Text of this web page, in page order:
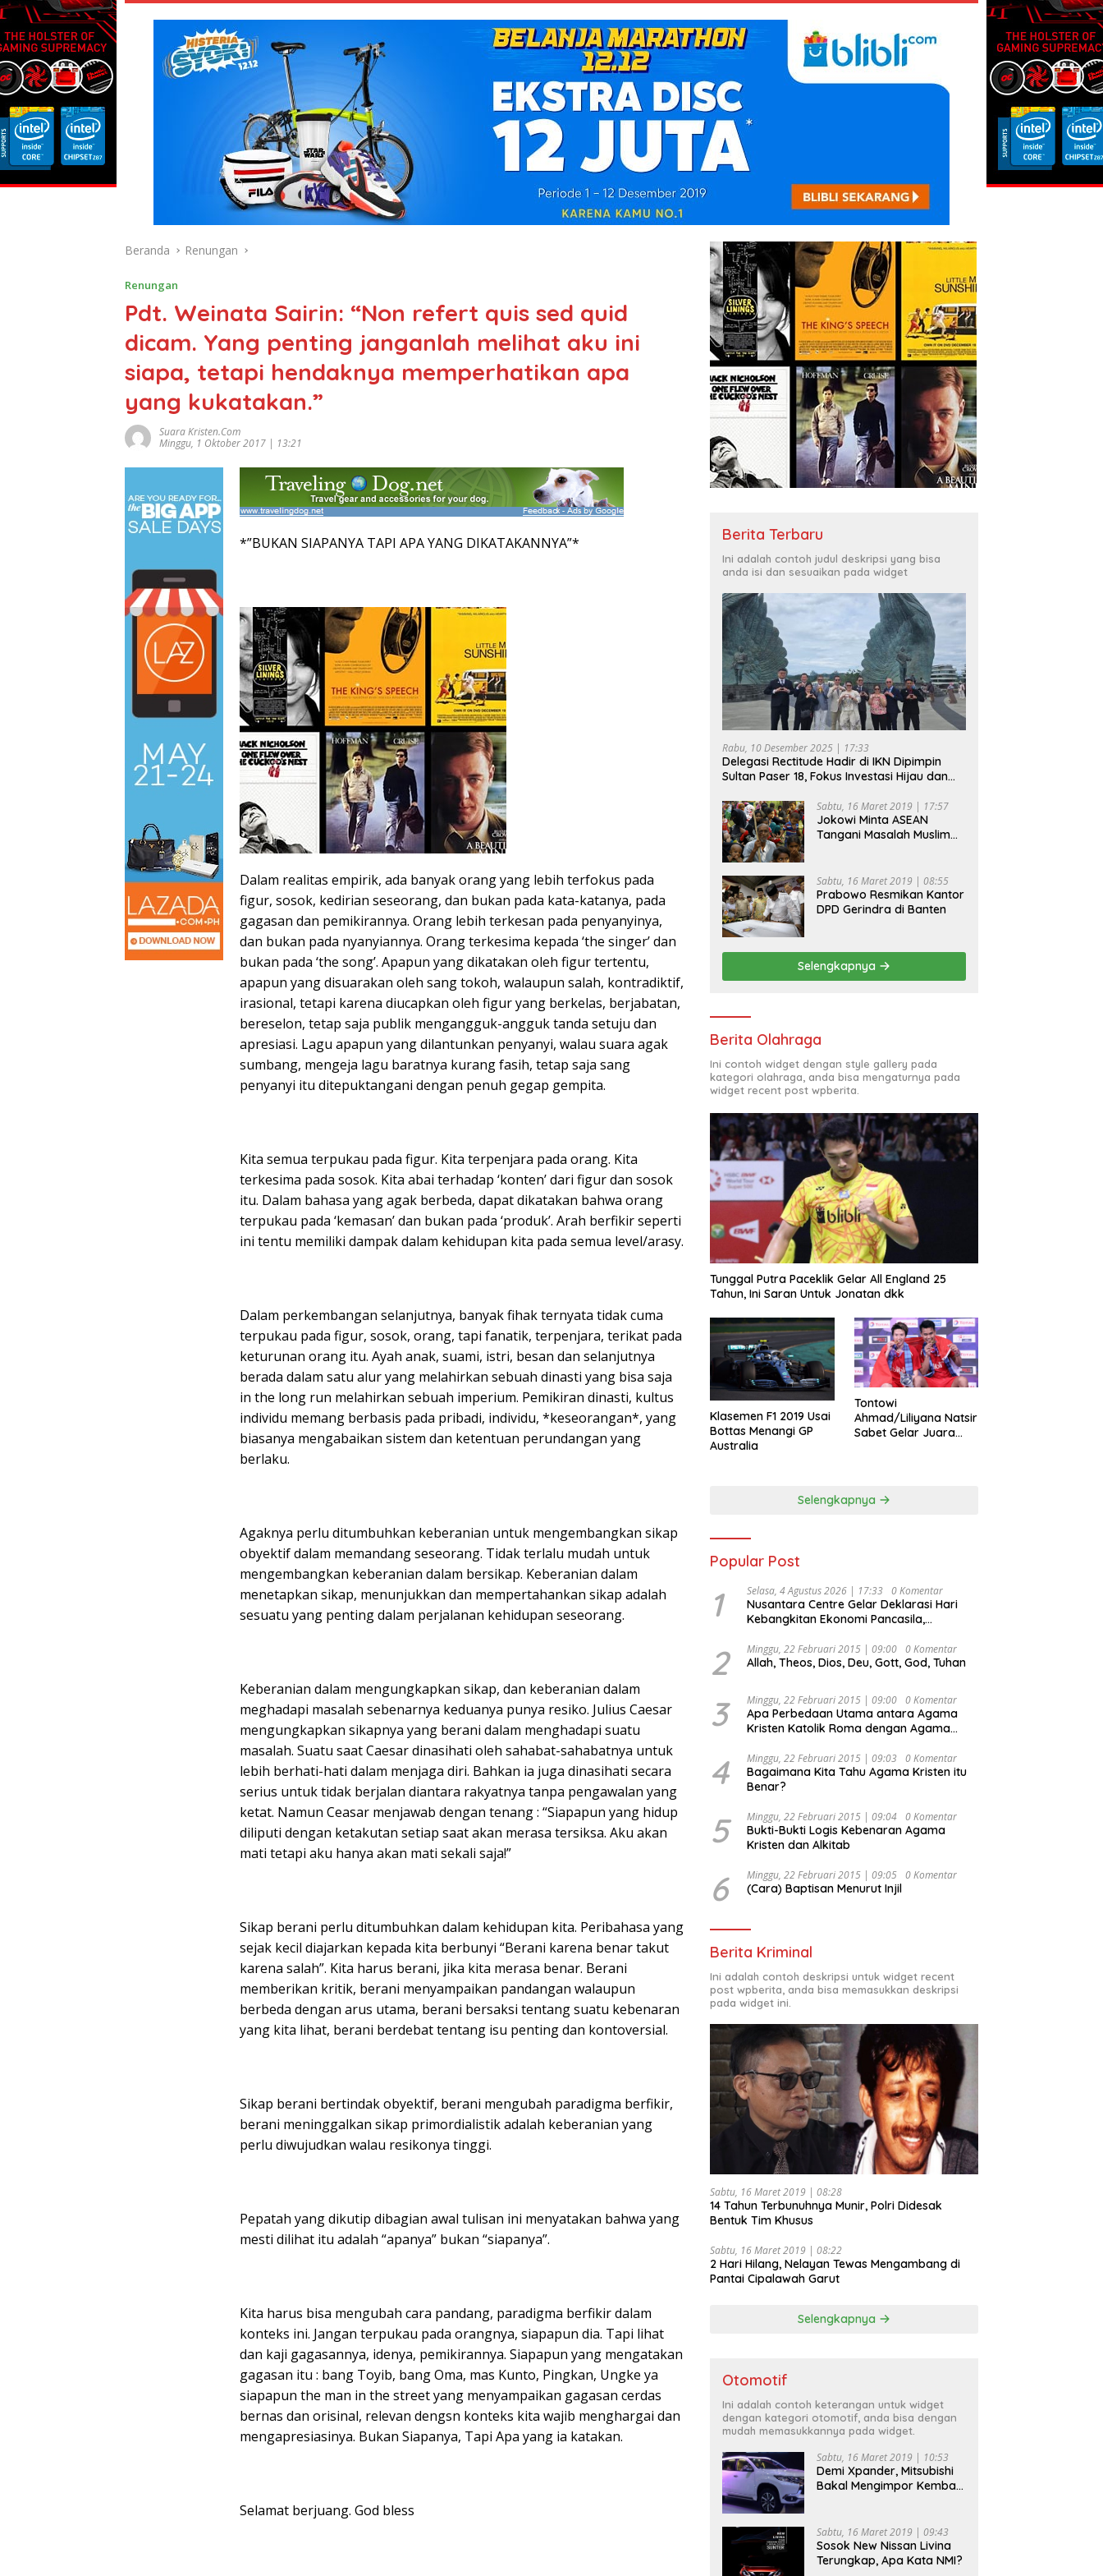
Beranda Renungan
Renungan
Pdt. Weinata Sairin: “Non refert quis sed quid
dicam. Yang penting janganlah melihat aku ini
siapa, tetapi hendaknya memperhatikan apa
yang kukatakan.”
Suara Kristen.com
Minggu, 1 Oktober 2017 | 13:21
*”BUKAN SIAPANYA TAPI APA YANG DIKATAKANNYA”*
Dalam realitas empirik, ada banyak orang yang lebih terfokus pada
figur, sosok, kedirian seseorang, dan bukan pada kata-katanya, pada
gagasan dan pemikirannya. Orang lebih terkesan pada penyanyinya,
dan bukan pada nyanyiannya. Orang terkesima kepada ‘the singer’ dan
bukan pada ‘the song’. Apapun yang dikatakan oleh figur tertentu,
apapun yang disuarakan oleh sang tokoh, walaupun salah, kontradiktif,
irasional, tetapi karena diucapkan oleh figur yang berkelas, berjabatan,
bereselon, tetap saja publik mengangguk-angguk tanda setuju dan
apresiasi. Lagu apapun yang dilantunkan penyanyi, walau suara agak
sumbang, mengeja lagu baratnya kurang fasih, tetap saja sang
penyanyi itu ditepuktangani dengan penuh gegap gempita.
Kita semua terpukau pada figur. Kita terpenjara pada orang. Kita
terkesima pada sosok. Kita abai terhadap ‘konten’ dari figur dan sosok
itu. Dalam bahasa yang agak berbeda, dapat dikatakan bahwa orang
terpukau pada ‘kemasan’ dan bukan pada ‘produk’. Arah berfikir seperti
ini tentu memiliki dampak dalam kehidupan kita pada semua level/arasy.
Dalam perkembangan selanjutnya, banyak fihak ternyata tidak cuma
terpukau pada figur, sosok, orang, tapi fanatik, terpenjara, terikat pada
keturunan orang itu. Ayah anak, suami, istri, besan dan selanjutnya
berada dalam satu alur yang melahirkan sebuah dinasti yang bisa saja
in the long run melahirkan sebuah imperium. Pemikiran dinasti, kultus
individu memang berbasis pada pribadi, individu, *keseorangan*, yang
biasanya mengabaikan sistem dan ketentuan perundangan yang
berlaku.
Agaknya perlu ditumbuhkan keberanian untuk mengembangkan sikap
obyektif dalam memandang seseorang. Tidak terlalu mudah untuk
mengembangkan keberanian dalam bersikap. Keberanian dalam
menetapkan sikap, menunjukkan dan mempertahankan sikap adalah
sesuatu yang penting dalam perjalanan kehidupan seseorang.
Keberanian dalam mengungkapkan sikap, dan keberanian dalam
meghadapi masalah sebenarnya keduanya punya resiko. Julius Caesar
mengungkapkan sikapnya yang berani dalam menghadapi suatu
masalah. Suatu saat Caesar dinasihati oleh sahabat-sahabatnya untuk
lebih berhati-hati dalam menjaga diri. Bahkan ia juga dinasihati secara
serius untuk tidak berjalan diantara rakyatnya tanpa pengawalan yang
ketat. Namun Ceasar menjawab dengan tenang : “Siapapun yang hidup
diliputi dengan ketakutan setiap saat akan merasa tersiksa. Aku akan
mati tetapi aku hanya akan mati sekali saja!”
Sikap berani perlu ditumbuhkan dalam kehidupan kita. Peribahasa yang
sejak kecil diajarkan kepada kita berbunyi “Berani karena benar takut
karena salah”. Kita harus berani, jika kita merasa benar. Berani
memberikan kritik, berani menyampaikan pandangan walaupun
berbeda dengan arus utama, berani bersaksi tentang suatu kebenaran
yang kita lihat, berani berdebat tentang isu penting dan kontoversial.
Sikap berani bertindak obyektif, berani mengubah paradigma berfikir,
berani meninggalkan sikap primordialistik adalah keberanian yang
perlu diwujudkan walau resikonya tinggi.
Pepatah yang dikutip dibagian awal tulisan ini menyatakan bahwa yang
mesti dilihat itu adalah “apanya” bukan “siapanya”.
Kita harus bisa mengubah cara pandang, paradigma berfikir dalam
konteks ini. Jangan terpukau pada orangnya, siapapun dia. Tapi lihat
dan kaji gagasannya, idenya, pemikirannya. Siapapun yang mengatakan
gagasan itu : bang Toyib, bang Oma, mas Kunto, Pingkan, Ungke ya
siapapun the man in the street yang menyampaikan gagasan cerdas
bernas dan orisinal, relevan dengsn konteks kita wajib menghargai dan
mengapresiasinya. Bukan Siapanya, Tapi Apa yang ia katakan.
Selamat berjuang. God bless
Berita Terbaru
Ini adalah contoh judul deskripsi yang bisa
anda isi dan sesuaikan pada widget
Rabu, 10 Desember 2025 | 17:33
Delegasi Rectitude Hadir di IKN Dipimpin
Sultan Paser 18, Fokus Investasi Hijau dan
Sabtu, 16 Maret 2019 | 17:57
Jokowi Minta ASEAN
Tangani Masalah Muslim
Sabtu, 16 Maret 2019 | 08:55
Prabowo Resmikan Kantor
DPD Gerindra di Banten
Selengkapnya
Berita Olahraga
Ini contoh widget dengan style gallery pada
kategori olahraga, anda bisa mengaturnya pada
widget recent post wpberita.
Tunggal Putra Paceklik Gelar All England 25
Tahun, Ini Saran Untuk Jonatan dkk
Klasemen F1 2019 Usai
Bottas Menangi GP
Australia
Tontowi
Ahmad/Liliyana Natsir
Sabet Gelar Juara
Selengkapnya
Popular Post
1 Selasa, 4 Agustus 2026 | 17:33 0 Komentar
Nusantara Centre Gelar Deklarasi Hari
Kebangkitan Ekonomi Pancasila,
Djojohadikusumo Anti Penjajahan
(Pergolakan Ekonomi Politik Indonesia) &
Undang Perekonomian Nasional dan
Kesejahteraan Sosial dalam Menata
Bangsa Menuju Indonesia Emas 2045”,
2 Minggu, 22 Februari 2015 | 09:00 0 Komentar
Allah, Theos, Dios, Deu, Gott, God, Tuhan
3 Minggu, 22 Februari 2015 | 09:00 0 Komentar
Apa Perbedaan Utama antara Agama
Kristen Katolik Roma dengan Agama
4 Minggu, 22 Februari 2015 | 09:03 0 Komentar
Bagaimana Kita Tahu Agama Kristen itu
Benar?
5 Minggu, 22 Februari 2015 | 09:04 0 Komentar
Bukti-Bukti Logis Kebenaran Agama
Kristen dan Alkitab
6 Minggu, 22 Februari 2015 | 09:05 0 Komentar
(Cara) Baptisan Menurut Injil
Berita Kriminal
Ini adalah contoh deskripsi untuk widget recent
post wpberita, anda bisa memasukkan deskripsi
pada widget ini.
Sabtu, 16 Maret 2019 | 08:28
14 Tahun Terbunuhnya Munir, Polri Didesak
Bentuk Tim Khusus
Sabtu, 16 Maret 2019 | 08:22
2 Hari Hilang, Nelayan Tewas Mengambang di
Pantai Cipalawah Garut
Selengkapnya
Otomotif
Ini adalah contoh keterangan untuk widget
dengan kategori otomotif, anda bisa dengan
mudah memasukkannya pada widget.
Sabtu, 16 Maret 2019 | 10:53
Demi Xpander, Mitsubishi
Bakal Mengimpor Kembali
Sabtu, 16 Maret 2019 | 09:43
Sosok New Nissan Livina
Terungkap, Apa Kata NMI?